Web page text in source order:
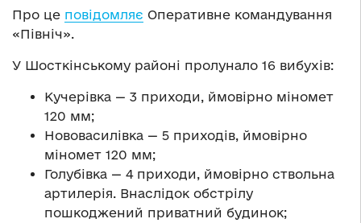
Про це повідомляє Оперативне командування
«Північ».
У Шосткінському районі пролунало 16 вибухів:
Кучерівка — 3 приходи, ймовірно міномет
120 мм;
Нововасилівка — 5 приходів, ймовірно
міномет 120 мм;
Голубівка — 4 приходи, ймовірно ствольна
артилерія. Внаслідок обстрілу
пошкоджений приватний будинок;